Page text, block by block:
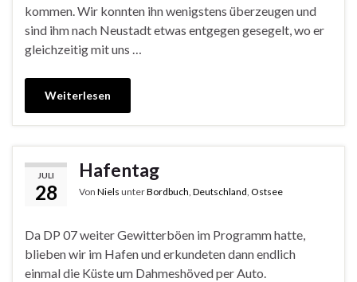
kommen. Wir konnten ihn wenigstens überzeugen und
sind ihm nach Neustadt etwas entgegen gesegelt, wo er
gleichzeitig mit uns …
Weiterlesen
JULI
28
Hafentag
Von Niels unterBordbuch Deutschland Ostsee
Da DP 07 weiter Gewitterböen im Programm hatte,
blieben wir im Hafen und erkundeten dann endlich
einmal die Küste um Dahmeshöved per Auto.